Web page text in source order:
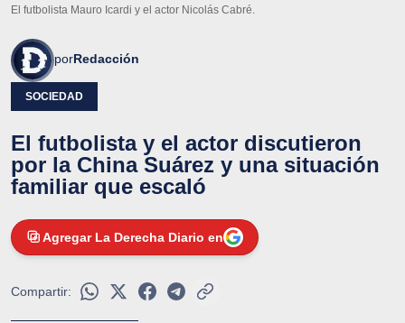
El futbolista Mauro Icardi y el actor Nicolás Cabré.
porRedacción
SOCIEDAD
El futbolista y el actor discutieron
por la China Suárez y una situación
familiar que escaló
Agregar La Derecha Diario en
Compartir: